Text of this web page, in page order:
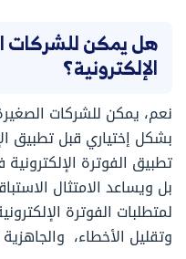
هل يمكن للشركات
الإلكترونية؟
نعم، يمكن للشركات
بشكل إختياري قبل تطبيق
تطبيق الفوترة
بل ويساعد الامتثال
لمتطلبات الفوترة
وتقليل الأخطاء، والجاهزية